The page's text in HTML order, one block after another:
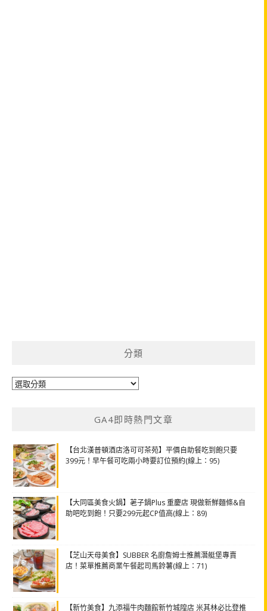
分類
分
GA4即時熱門文章
【台北漢普頓酒店洛可可茶苑】平價自助餐吃到飽只要
399元！早午餐可吃兩小時要訂位預約(線上：95)
【大同區美食火鍋】荖子鍋Plus 重慶店 現做新鮮麵條&自
助吧吃到飽！只要299元起CP值高(線上：89)
【芝山天母美食】SUBBER 名廚詹姆士推薦潛艇堡專賣
店！菜單推薦商業午餐起司馬鈴薯(線上：71)
【新竹美食】九添福牛肉麵館新竹城隍店 米其林必比登推